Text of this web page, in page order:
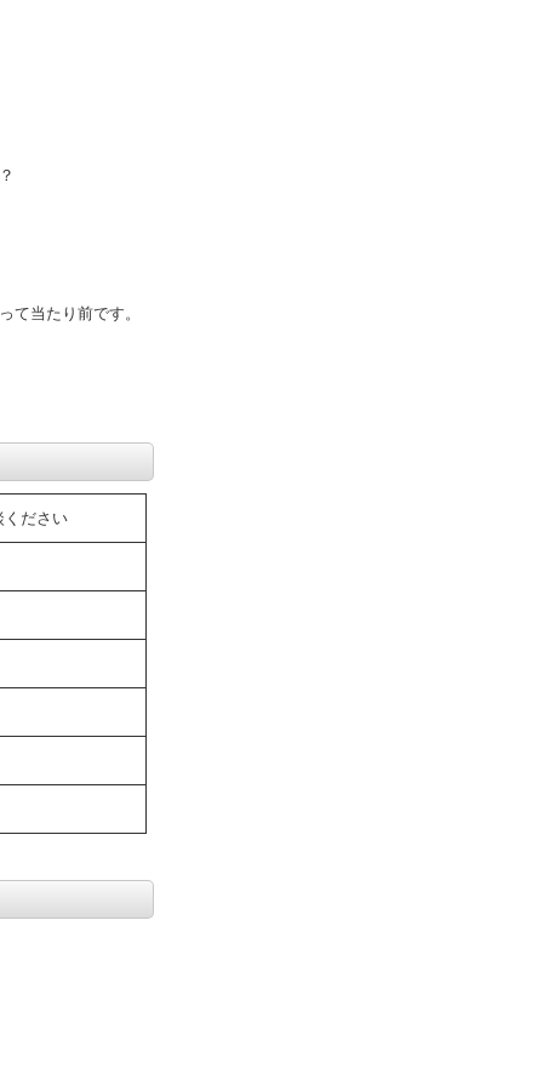
らいいの？
らいいの？
いけないの？
適切なの？
かかるの？
て当たり前です。
ださい